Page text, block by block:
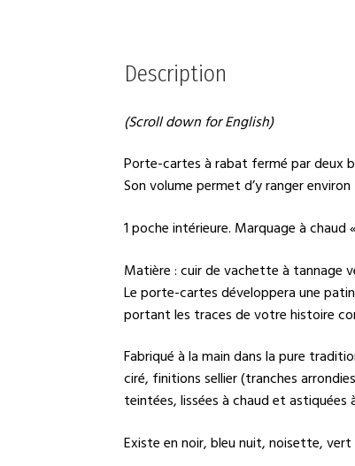
Description
(Scroll down for English)
Porte-cartes à rabat fermé par deux
Son volume permet d’y ranger
1 poche intérieure. Marquage à chaud «
Matière : cuir de vachette à tannage
Le porte-cartes développera une
portant les traces de votre histoire
Fabriqué à la main dans la pure
ciré, finitions sellier (tranches
teintées, lissées à chaud et astiquées
Existe en noir, bleu nuit, noisette,